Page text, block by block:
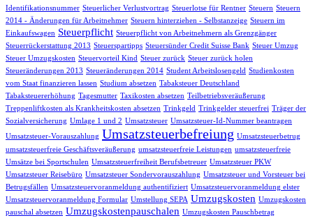
Identifikationsnummer Steuerlicher Verlustvortrag Steuerlotse für Rentner Steuern Steuern
2014 - Änderungen für Arbeitnehmer Steuern hinterziehen - Selbstanzeige Steuern im
Einkaufswagen Steuerpflicht Steuerpflicht von Arbeitnehmern als Grenzgänger
Steuerrückerstattung 2013 Steuerspartipps Steuersünder Credit Suisse Bank Steuer Umzug
Steuer Umzugskosten Steuervorteil Kind Steuer zurück Steuer zurück holen
Steueränderungen 2013 Steueränderungen 2014 Student Arbeitslosengeld Studienkosten
vom Staat finanzieren lassen Studium absetzen Tabaksteuer Deutschland
Tabaksteuererhöhung Tagesmutter Taxikosten absetzen Teilbetriebsveräußerung
Treppenliftkosten als Krankheitskosten absetzen Trinkgeld Trinkgelder steuerfrei Träger der
Sozialversicherung Umlage 1 und 2 Umsatzsteuer Umsatzsteuer-Id-Nummer beantragen
Umsatzsteuer-Vorauszahlung Umsatzsteuerbefreiung Umsatzsteuerbetrug
umsatzsteuerfreie Geschäftsveräußerung umsatzsteuerfreie Leistungen umsatzsteuerfreie
Umsätze bei Sportschulen Umsatzsteuerfreiheit Berufsbetreuer Umsatzsteuer PKW
Umsatzsteuer Reisebüro Umsatzsteuer Sondervorauszahlung Umsatzsteuer und Vorsteuer bei
Betrugsfällen Umsatzsteuervoranmeldung authentifiziert Umsatzsteuervoranmeldung elster
Umsatzsteuervoranmeldung Formular Umstellung SEPA Umzugskosten Umzugskosten
pauschal absetzen Umzugskostenpauschalen Umzugskosten Pauschbetrag